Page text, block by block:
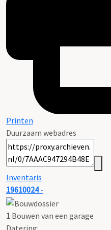
Printen
Duurzaam webadres
Inventaris
19610024-
1 Bouwen van een garage
Datering: